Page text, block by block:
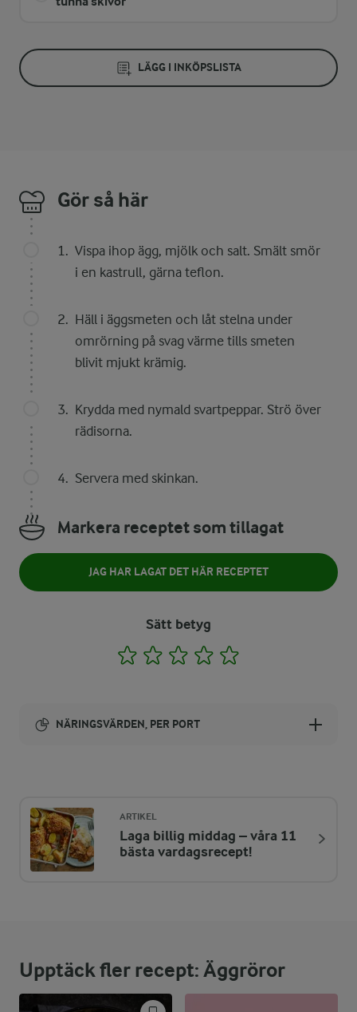
LÄGG I INKÖPSLISTA
Gör så här
Vispa ihop ägg, mjölk och salt. Smält smör
i en kastrull, gärna teflon.
Häll i äggsmeten och låt stelna under
omrörning på svag värme tills smeten
blivit mjukt krämig.
Krydda med nymald svartpeppar. Strö över
rädisorna.
Servera med skinkan.
Markera receptet som tillagat
JAG HAR LAGAT DET HÄR RECEPTET
Sätt betyg
1 2 3 4
NÄRINGSVÄRDEN, PER PORT
ENERGIDISTRIBUTION %
NÄRINGSVÄRDEN PER PORT
Fett:
60,1 %
15,2 g
ARTIKEL
Laga billig middag – våra 11
bästa vardagsrecept!
Upptäck fler recept: Äggröror